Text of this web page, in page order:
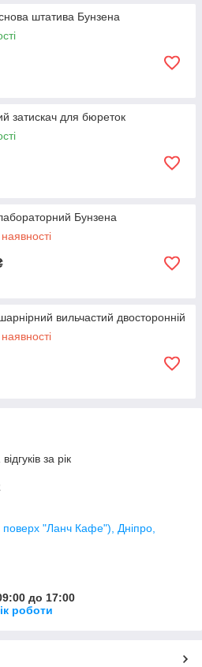
штатива Бунзена
затискач для бюреток
Бунзена
вильчастий двосторонній
за рік
поверх "Ланч Кафе"), Дніпро,
до 17:00
роботи